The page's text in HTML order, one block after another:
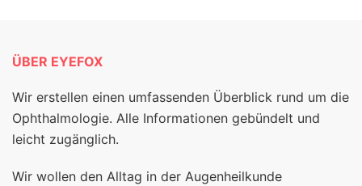
ÜBER EYEFOX
Wir erstellen einen umfassenden Überblick rund um die
Ophthalmologie. Alle Informationen gebündelt und
leicht zugänglich.
Wir wollen den Alltag in der Augenheilkunde